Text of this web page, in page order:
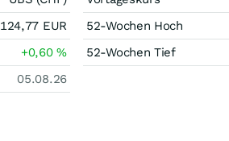
124,77 EUR
+0,60%
05.08.26
52-Wochen Hoch
52-Wochen Tief